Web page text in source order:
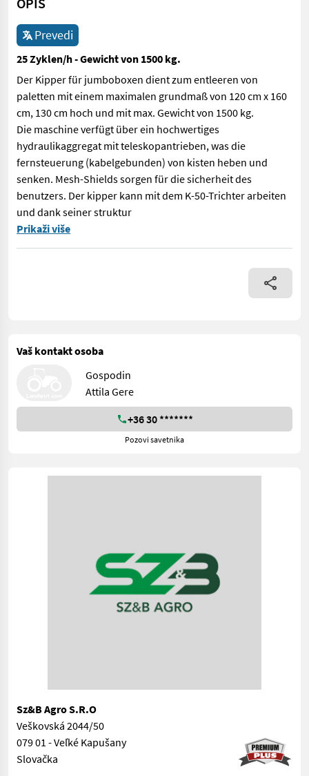
Prevedi
25 Zyklen/h - Gewicht von 1500 kg.
Der Kipper für jumboboxen dient zum entleeren von
paletten mit einem maximalen grundmaß von 120 cm x 160
cm, 130 cm hoch und mit max. Gewicht von 1500 kg.
Die maschine verfügt über ein hochwertiges
hydraulikaggregat mit teleskopantrieben, was die
fernsteuerung (kabelgebunden) von kisten heben und
senken. Mesh-Shields sorgen für die sicherheit des
benutzers. Der kipper kann mit dem K-50-Trichter arbeiten
und dank seiner struktur
Der Kipper für jumboboxen dient zum entleeren von paletten
Prikaži više
Vaš kontakt osoba
Gospodin
Attila Gere
+36 30 *******
Pozovi savetnika
Sz&B Agro S.R.O
Veškovská 2044/50
079 01 - Veľké Kapušany
Slovačka